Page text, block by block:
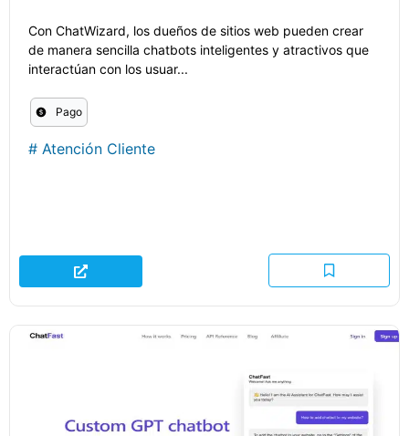
Con ChatWizard, los dueños de sitios web pueden crear
de manera sencilla chatbots inteligentes y atractivos que
interactúan con los usuar...
Pago
# Atención Cliente